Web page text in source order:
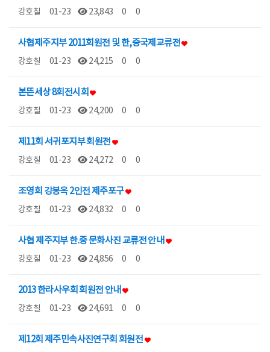
강호칠 01-23 23,843 0 0
사협제주지부 2011회원전 및 한,중국제교류전
강호칠 01-23 24,215 0 0
본뜬세상 8회전시회
강호칠 01-23 24,200 0 0
제11회 서귀포지부 회원전
강호칠 01-23 24,272 0 0
조영희 강봉옥 2인전 제주포구
강호칠 01-23 24,832 0 0
사협 제주지부 한.중 문화사진 교류전 안내
강호칠 01-23 24,856 0 0
2013 한라사우회 회원전 안내
강호칠 01-23 24,691 0 0
제12회 제주민속사진연구회 회원전